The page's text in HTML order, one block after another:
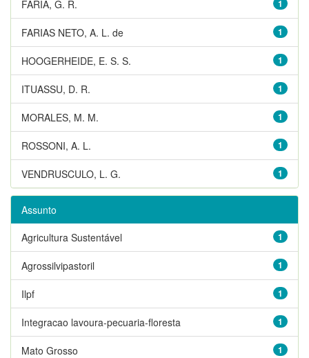
1
FARIA, G. R.
1
FARIAS NETO, A. L. de
1
HOOGERHEIDE, E. S. S.
1
ITUASSU, D. R.
1
MORALES, M. M.
1
ROSSONI, A. L.
1
VENDRUSCULO, L. G.
Assunto
1
Agricultura Sustentável
1
Agrossilvipastoril
1
Ilpf
1
Integracao lavoura-pecuaria-floresta
1
Mato Grosso